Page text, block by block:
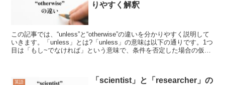
りやすく解釈
この記事では、“unless”と“otherwise”の違いを分かりやすく説明して
いきます。「unless」とは?「unless」の意味は以下の通りです。1つ
目は「もし~でなければ」という意味で、条件を否定した場合の仮定
英語
「scientist」と「researcher」の